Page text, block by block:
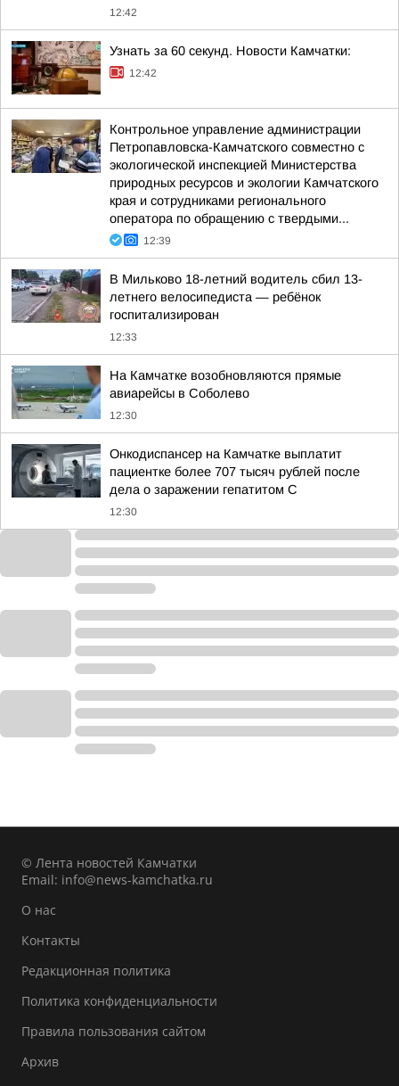
12:42
Узнать за 60 секунд. Новости Камчатки:
12:42
Контрольное управление администрации
Петропавловска-Камчатского совместно с
экологической инспекцией Министерства
природных ресурсов и экологии Камчатского
края и сотрудниками регионального
оператора по обращению с твердыми...
12:39
В Мильково 18-летний водитель сбил 13-
летнего велосипедиста — ребёнок
госпитализирован
12:33
На Камчатке возобновляются прямые
авиарейсы в Соболево
12:30
Онкодиспансер на Камчатке выплатит
пациентке более 707 тысяч рублей после
дела о заражении гепатитом С
12:30
© Лента новостей Камчатки
Email: info@news-kamchatka.ru
О нас
Контакты
Редакционная политика
Политика конфиденциальности
Правила пользования сайтом
Архив